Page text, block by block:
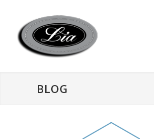
BLOG